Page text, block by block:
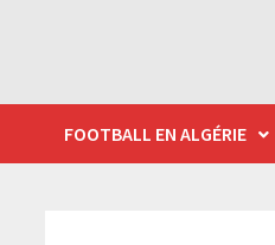
FOOTBALL EN ALGÉRIE